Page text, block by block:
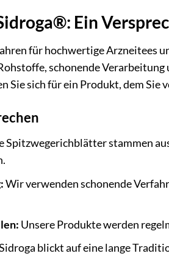
Ein
für hochwertige Arzneitees
schonende
Sie sich für ein Produkt, dem Sie
Spitzwegerichblätter stammen
Wir verwenden schonende
Unsere Produkte werden
blickt auf eine lange